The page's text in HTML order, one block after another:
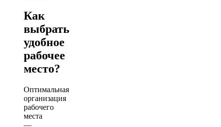
Как
выбрать
удобное
рабочее
место?
Оптимальная
организация
рабочего
места
—